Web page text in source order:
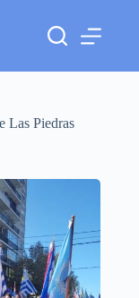
Las Piedras